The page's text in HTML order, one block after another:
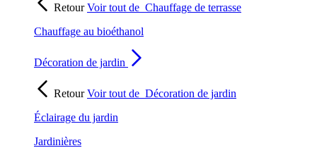
RetourVoir tout de Chauffage de terrasse
Chauffage au bioéthanol
Décoration de jardin
RetourVoir tout de Décoration de jardin
Éclairage du jardin
Jardinières